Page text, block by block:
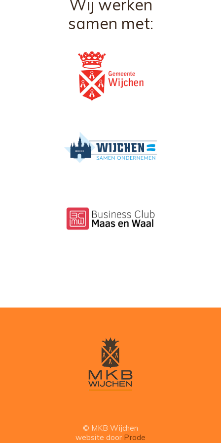
Wij werken
samen met:
© MKB Wijchen
website door Prode